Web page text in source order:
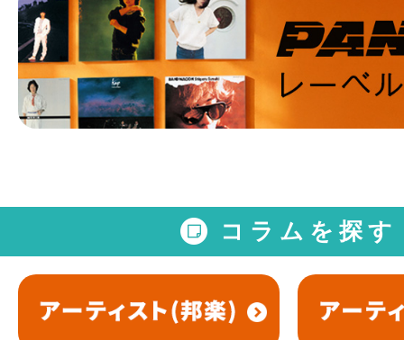
コラムを探す